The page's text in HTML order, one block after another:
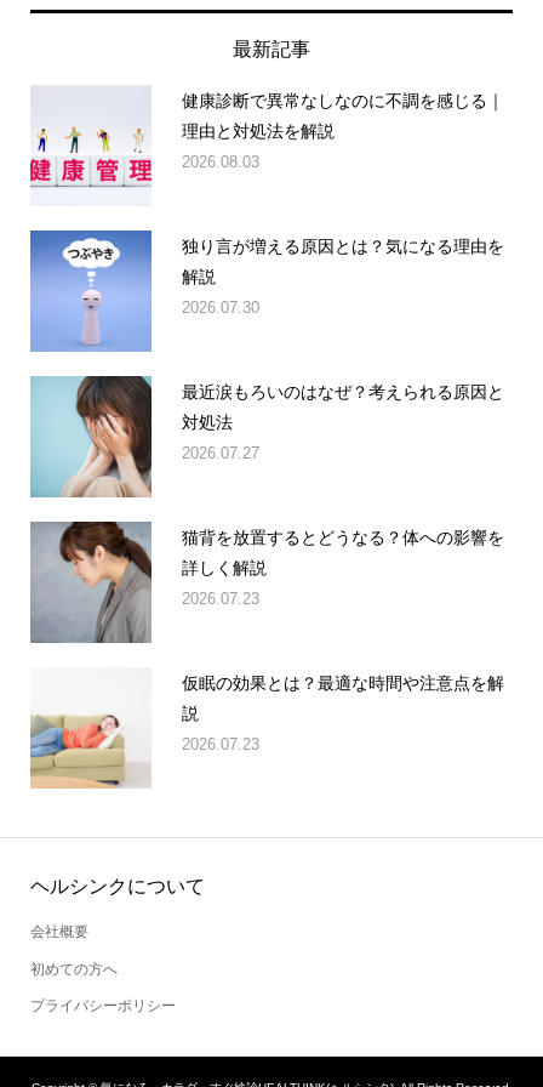
最新記事
健康診断で異常なしなのに不調を感じる｜
理由と対処法を解説
2026.08.03
独り言が増える原因とは？気になる理由を
解説
2026.07.30
最近涙もろいのはなぜ？考えられる原因と
対処法
2026.07.27
猫背を放置するとどうなる？体への影響を
詳しく解説
2026.07.23
仮眠の効果とは？最適な時間や注意点を解
説
2026.07.23
ヘルシンクについて
会社概要
初めての方へ
プライバシーポリシー